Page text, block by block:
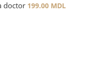
doctor 199.00 MDL